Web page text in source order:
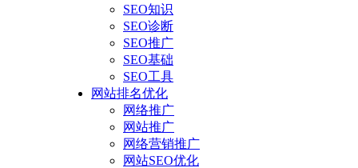
SEO知识
SEO诊断
SEO推广
SEO基础
SEO工具
网站排名优化
网络推广
网站推广
网络营销推广
网站SEO优化